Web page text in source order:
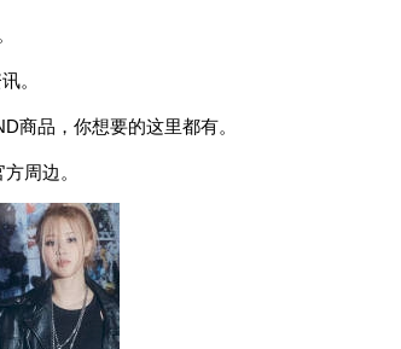
。
商品，你想要的这里都有。
周边。